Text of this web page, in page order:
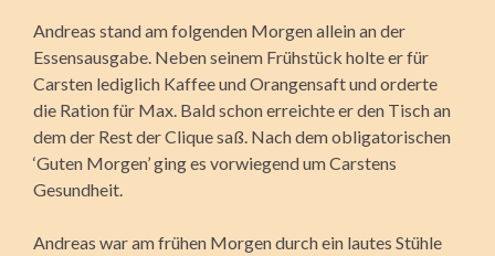
Andreas stand am folgenden Morgen allein an der
Essensausgabe. Neben seinem Frühstück holte er für
Carsten lediglich Kaffee und Orangensaft und orderte
die Ration für Max. Bald schon erreichte er den Tisch an
dem der Rest der Clique saß. Nach dem obligatorischen
‘Guten Morgen’ ging es vorwiegend um Carstens
Gesundheit.
Andreas war am frühen Morgen durch ein lautes Stühle